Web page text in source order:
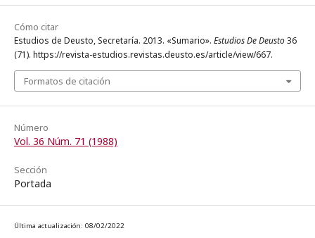
Cómo citar
Estudios de Deusto, Secretaría. 2013. «Sumario». Estudios De Deusto36
(71). https://revista-estudios.revistas.deusto.es/article/view/667.
Formatos de citación
Número
Vol. 36 Núm. 71 (1988)
Sección
Portada
Última actualización: 08/02/2022